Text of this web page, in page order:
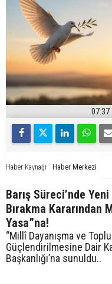
07:37
Haber Kaynağı Haber Merkezi
Barış Süreci’nde
Bırakma Kararından
Yasa”na!
“Millî Dayanışma ve
Güçlendirilmesine Dair
Başkanlığı’na sunuldu..